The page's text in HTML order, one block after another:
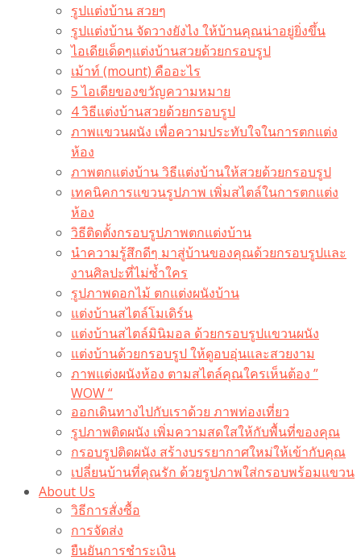
รูปแต่งบ้าน สวยๆ
รูปแต่งบ้าน จัดวางยังไง ให้บ้านคุณน่าอยู่ยิ่งขึ้น
ไอเดียเด็ดๆแต่งบ้านสวยด้วยกรอบรูป
เม้าท์ (mount) คืออะไร​
5 ไอเดียของขวัญความหมาย
4 วิธีแต่งบ้านสวยด้วยกรอบรูป
ภาพแขวนผนัง เพื่อความประทับใจในการตกแต่ง
ห้อง
ภาพตกแต่งบ้าน วิธีแต่งบ้านให้สวยด้วยกรอบรูป
เทคนิคการแขวนรูปภาพ เพิ่มสไตล์ในการตกแต่ง
ห้อง
วิธีติดตั้งกรอบรูปภาพตกแต่งบ้าน
นำความรู้สึกดีๆ มาสู่บ้านของคุณด้วยกรอบรูปและ
งานศิลปะที่ไม่ซ้ำใคร
รูปภาพดอกไม้ ตกแต่งผนังบ้าน
แต่งบ้านสไตล์โมเดิร์น
แต่งบ้านสไตล์มินิมอล ด้วยกรอบรูปแขวนผนัง
แต่งบ้านด้วยกรอบรูป ให้ดูอบอุ่นและสวยงาม
ภาพแต่งผนังห้อง ตามสไตล์คุณใครเห็นต้อง ”
WOW “
ออกเดินทางไปกับเราด้วย ภาพท่องเที่ยว
รูปภาพติดผนัง เพิ่มความสดใสให้กับพื้นที่ของคุณ
กรอบรูปติดผนัง สร้างบรรยากาศใหม่ให้เข้ากับคุณ
เปลี่ยนบ้านที่คุณรัก ด้วยรูปภาพใส่กรอบพร้อมแขวน​
About Us
วิธีการสั่งซื้อ
การจัดส่ง
ยืนยันการชำระเงิน